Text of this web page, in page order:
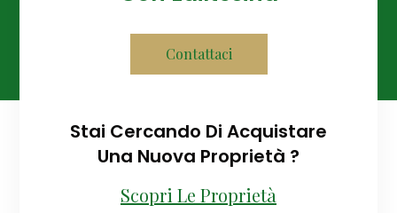
Contattaci
Stai Cercando Di Acquistare
Una Nuova Proprietà ?
Scopri Le Proprietà